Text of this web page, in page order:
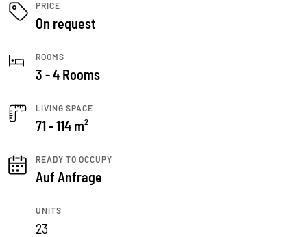
PRICE
On request
ROOMS
3 - 4 Rooms
LIVING SPACE
71 - 114 m²
READY TO OCCUPY
Auf Anfrage
UNITS
23